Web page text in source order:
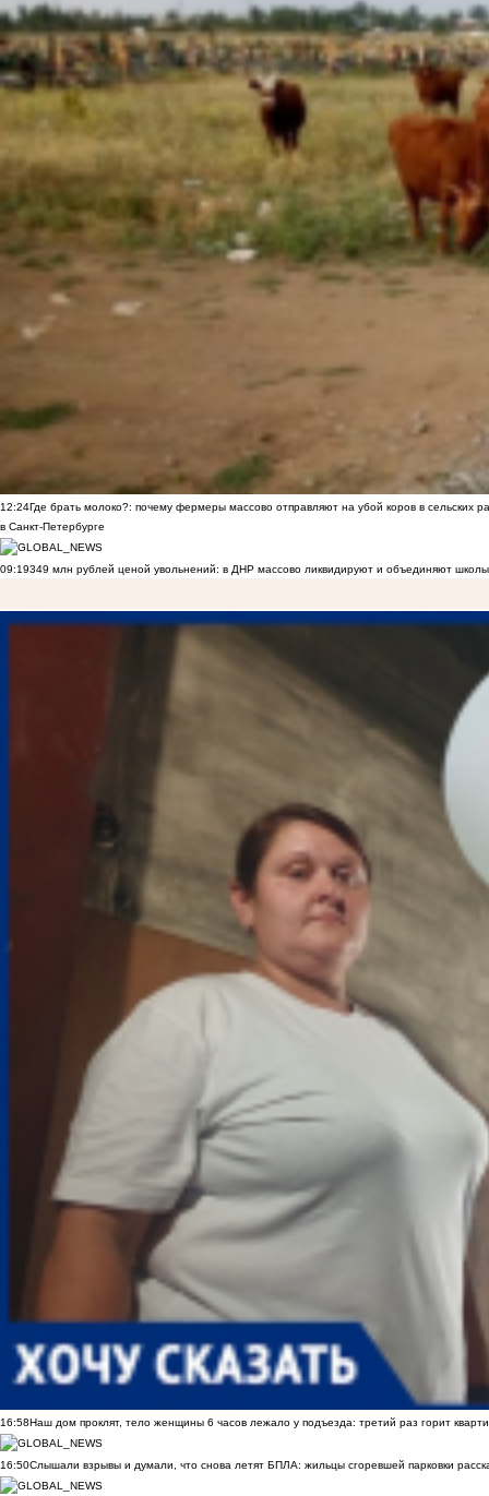
12:24Где брать молоко?: почему фермеры массово отправляют на убой коров в сельских
в Санкт-Петербурге
09:19349 млн рублей ценой увольнений: в ДНР массово ликвидируют и объединяют
16:58Наш дом проклят, тело женщины 6 часов лежало у подъезда: третий раз горит
16:50Слышали взрывы и думали, что снова летят БПЛА: жильцы сгоревшей парковки